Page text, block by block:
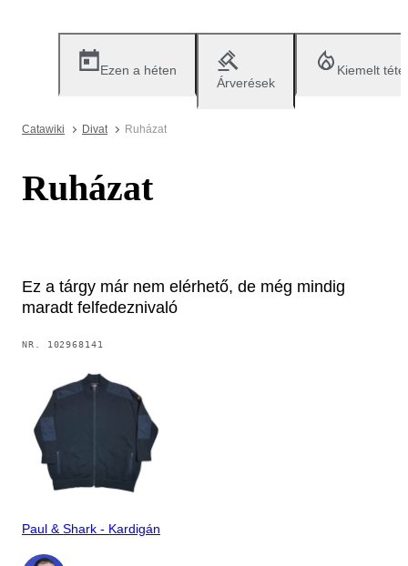
Ezen a héten
Árverések
Kiemelt
Catawiki Divat Ruházat
Ruházat
Ez a tárgy már nem elérhető, de még mindig
maradt felfedeznivaló
NR. 102968141
Paul & Shark - Kardigán